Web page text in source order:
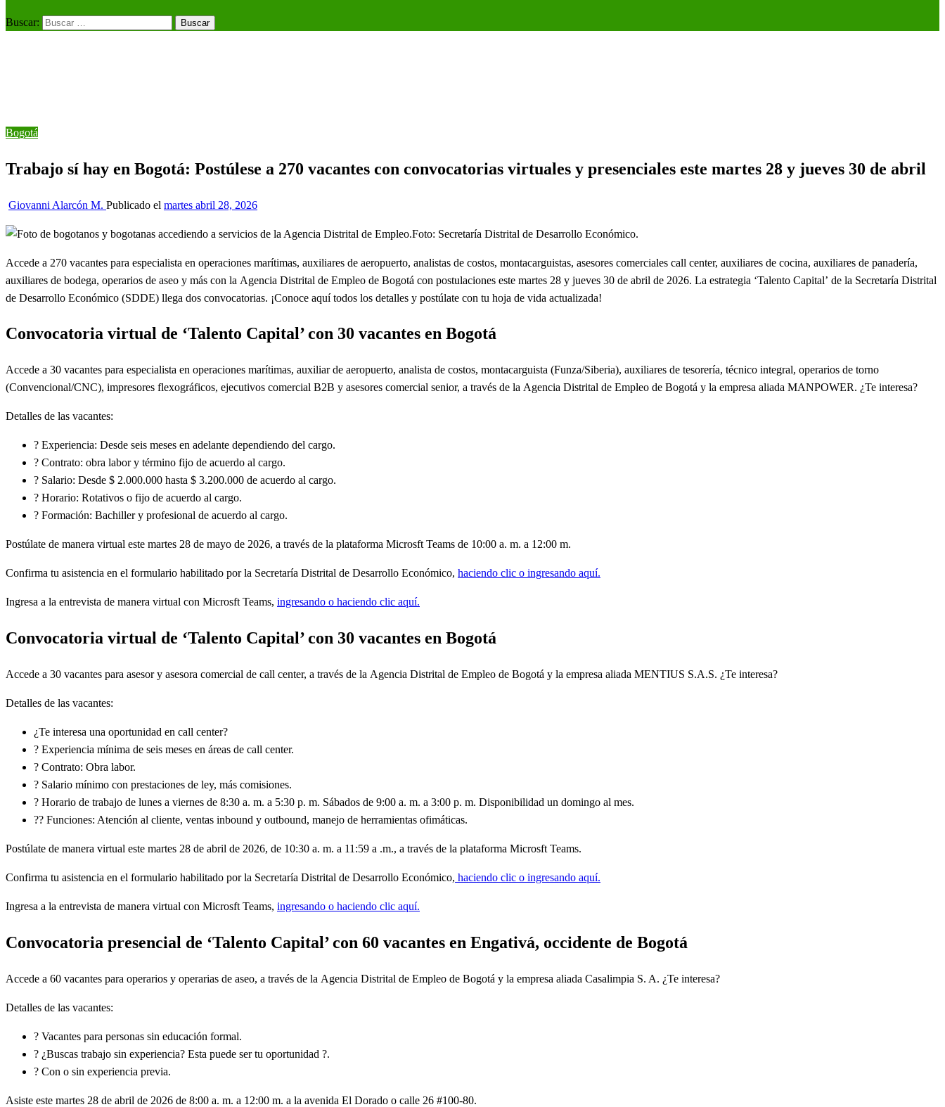
Buscar:
Bogotá
Trabajo sí hay en Bogotá: Postúlese a 270 vacantes con convocatorias virtuales y presenciales este martes 28 y jueves 30 de abril
Giovanni Alarcón M. Publicado el martes abril 28, 2026
Foto: Secretaría Distrital de Desarrollo Económico.
Accede a 270 vacantes para especialista en operaciones marítimas, auxiliares de aeropuerto, analistas de costos, montacarguistas, asesores comerciales call center, auxiliares de cocina, auxiliares de panadería,
auxiliares de bodega, operarios de aseo y más con la Agencia Distrital de Empleo de Bogotá con postulaciones este martes 28 y jueves 30 de abril de 2026. La estrategia ‘Talento Capital’ de la Secretaría Distrital
de Desarrollo Económico (SDDE) llega dos convocatorias. ¡Conoce aquí todos los detalles y postúlate con tu hoja de vida actualizada!
Convocatoria virtual de ‘Talento Capital’ con 30 vacantes en Bogotá
Accede a 30 vacantes para especialista en operaciones marítimas, auxiliar de aeropuerto, analista de costos, montacarguista (Funza/Siberia), auxiliares de tesorería, técnico integral, operarios de torno
(Convencional/CNC), impresores flexográficos, ejecutivos comercial B2B y asesores comercial senior, a través de la Agencia Distrital de Empleo de Bogotá y la empresa aliada MANPOWER. ¿Te interesa?
Detalles de las vacantes:
? Experiencia: Desde seis meses en adelante dependiendo del cargo.
? Contrato: obra labor y término fijo de acuerdo al cargo.
? Salario: Desde $ 2.000.000 hasta $ 3.200.000 de acuerdo al cargo.
? Horario: Rotativos o fijo de acuerdo al cargo.
? Formación: Bachiller y profesional de acuerdo al cargo.
Postúlate de manera virtual este martes 28 de mayo de 2026, a través de la plataforma Microsft Teams de 10:00 a. m. a 12:00 m.
Confirma tu asistencia en el formulario habilitado por la Secretaría Distrital de Desarrollo Económico, haciendo clic o ingresando aquí.
Ingresa a la entrevista de manera virtual con Microsft Teams, ingresando o haciendo clic aquí.
Convocatoria virtual de ‘Talento Capital’ con 30 vacantes en Bogotá
Accede a 30 vacantes para asesor y asesora comercial de call center, a través de la Agencia Distrital de Empleo de Bogotá y la empresa aliada MENTIUS S.A.S. ¿Te interesa?
Detalles de las vacantes:
¿Te interesa una oportunidad en call center?
? Experiencia mínima de seis meses en áreas de call center.
? Contrato: Obra labor.
? Salario mínimo con prestaciones de ley, más comisiones.
? Horario de trabajo de lunes a viernes de 8:30 a. m. a 5:30 p. m. Sábados de 9:00 a. m. a 3:00 p. m. Disponibilidad un domingo al mes.
?? Funciones: Atención al cliente, ventas inbound y outbound, manejo de herramientas ofimáticas.
Postúlate de manera virtual este martes 28 de abril de 2026, de 10:30 a. m. a 11:59 a .m., a través de la plataforma Microsft Teams.
Confirma tu asistencia en el formulario habilitado por la Secretaría Distrital de Desarrollo Económico, haciendo clic o ingresando aquí.
Ingresa a la entrevista de manera virtual con Microsft Teams, ingresando o haciendo clic aquí.
Convocatoria presencial de ‘Talento Capital’ con 60 vacantes en Engativá, occidente de Bogotá
Accede a 60 vacantes para operarios y operarias de aseo, a través de la Agencia Distrital de Empleo de Bogotá y la empresa aliada Casalimpia S. A. ¿Te interesa?
Detalles de las vacantes:
? Vacantes para personas sin educación formal.
? ¿Buscas trabajo sin experiencia? Esta puede ser tu oportunidad ?.
? Con o sin experiencia previa.
Asiste este martes 28 de abril de 2026 de 8:00 a. m. a 12:00 m. a la avenida El Dorado o calle 26 #100-80.